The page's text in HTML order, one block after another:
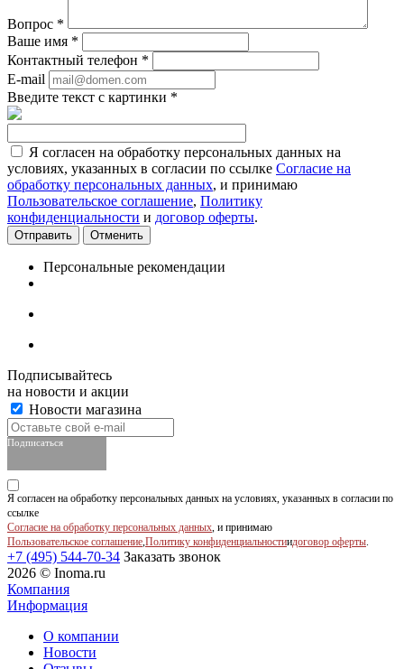
Вопрос *
Ваше имя *
Контактный телефон *
E-mail
Введите текст с картинки *
Я согласен на обработку персональных данных на
условиях, указанных в согласии по ссылке Согласие на
обработку персональных данных, и принимаю
Пользовательское соглашение, Политику
конфиденциальности и договор оферты.
Отменить
Персональные рекомендации
Подписывайтесь
на новости и акции
Новости магазина
Подписаться
Я согласен на обработку персональных данных на условиях, указанных в согласии по
ссылке
Согласие на обработку персональных данных, и принимаю
Пользовательское соглашение,Политику конфиденциальностиидоговор оферты.
+7 (495) 544-70-34 Заказать звонок
2026 © Inoma.ru
Компания
Информация
О компании
Новости